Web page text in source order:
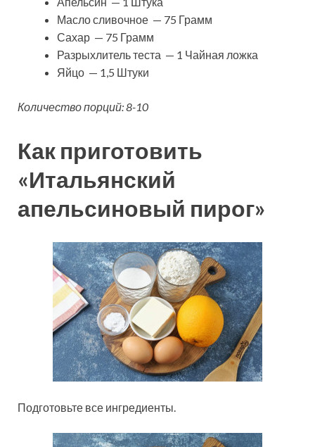
Масло сливочное — 75 Грамм
Сахар — 75 Грамм
Разрыхлитель теста — 1 Чайная ложка
Яйцо — 1,5 Штуки
Количество порций: 8-10
Как приготовить
«Итальянский
апельсиновый пирог»
Подготовьте все ингредиенты.